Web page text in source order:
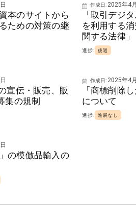
のブランド品への熱狂の終息、
への利用の可能性の提示、
分の状況を正したいと思う感情（この
迎すべきものだと捉えている。
の対策は、実質的には余り前進してい
団体と提携し人による判別を進めて
をしているサイトもあるが、これら
が一人歩きしていることは周知の事
品者の本人確認の強化や購入者のク
な利用者のブラックリスト化等の従
本のサイトから
ための対策の継
作成日:2025年4
「取引デジ
を利用する
関する法律」
進捗: 後退
宣伝・販売、販
集の規制
作成日:2025年4
「商標削除
について
進捗: 進展なし
の模倣品輸入の